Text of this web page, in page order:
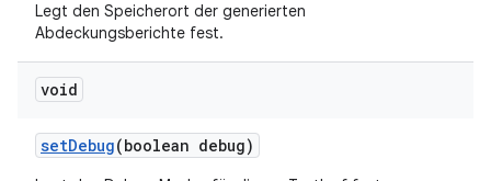
Legt den Speicherort der generierten
Abdeckungsberichte fest.
void
setDebug(boolean debug)